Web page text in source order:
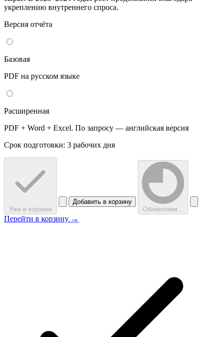
укреплению внутреннего спроса.
Версия отчёта
Базовая
PDF на русском языке
Расширенная
PDF + Word + Excel. По запросу — английская версия
Срок подготовки: 3 рабочих дня
Уже в корзине
Добавить в корзину
Обновляем...
Перейти в корзину →